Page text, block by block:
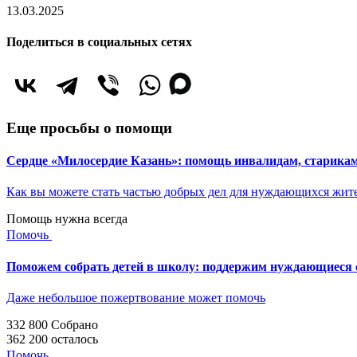
13.03.2025
Поделиться в социальных сетях
Еще просьбы о помощи
Сердце «Милосердие Казань»: помощь инвалидам,
Как вы можете стать частью добрых дел для нуждающихся
Помощь нужна всегда
Помочь
Поможем собрать детей в школу: поддержим нуждающиеся
Даже небольшое пожертвование может помочь
332 800 Собрано
362 200 осталось